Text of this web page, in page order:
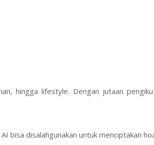
hingga lifestyle. Dengan jutaan
bisa disalahgunakan untuk menciptakan